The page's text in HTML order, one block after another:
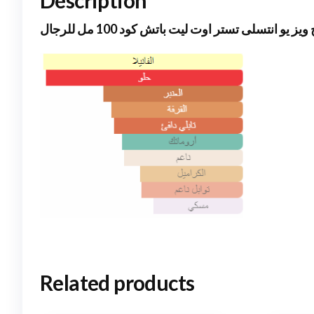
يو انتسلى تستر اوت ليت باتش كود 100 مل للرجال
Related products